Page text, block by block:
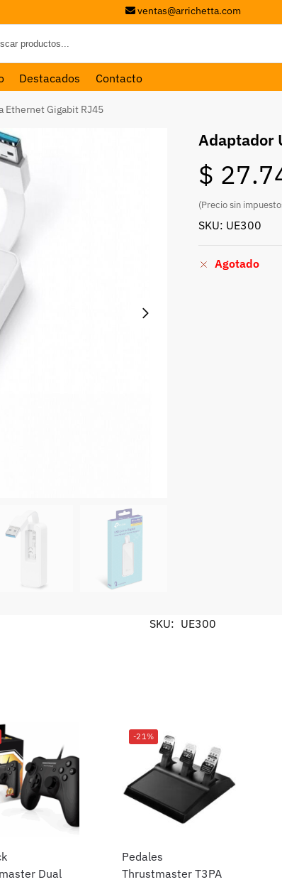
ventas@arrichetta.com
Destacados Contacto
Ethernet Gigabit RJ45
Adaptador
$
(Precio sin
SKU: UE300
Agotado
SKU: UE300
Dual
-21%
Pedales
Thrustmaster T3PA